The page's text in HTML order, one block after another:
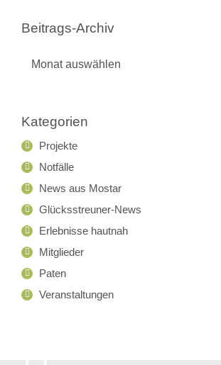
Beitrags-Archiv
Kategorien
Projekte
Notfälle
News aus Mostar
Glücksstreuner-News
Erlebnisse hautnah
Mitglieder
Paten
Veranstaltungen